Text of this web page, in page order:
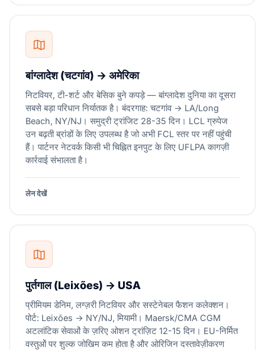
बांग्लादेश (चटगांव) → अमेरिका
निटवियर, टी-शर्ट और बेसिक बुने कपड़े — बांग्लादेश दुनिया का दूसरा
सबसे बड़ा परिधान निर्यातक है। बंदरगाह: चटगांव → LA/Long
Beach, NY/NJ। समुद्री ट्रांजिट 28-35 दिन। LCL ग्रुपेज
उन बढ़ती ब्रांडों के लिए उपलब्ध है जो अभी FCL स्तर पर नहीं पहुंची
हैं। पार्टनर नेटवर्क किसी भी चिह्नित इनपुट के लिए UFLPA कागज़ी
कार्रवाई संभालता है।
लेन देखें
पुर्तगाल (Leixões) → USA
प्रीमियम डेनिम, लग्ज़री निटवियर और सस्टेनेबल फैशन कलेक्शन।
पोर्ट: Leixões → NY/NJ, मियामी। Maersk/CMA CGM
अटलांटिक सेवाओं के ज़रिए ओशन ट्रांज़िट 12-15 दिन। EU-निर्मित
वस्तुओं पर शुल्क जोखिम कम होता है और ओरिजिन दस्तावेज़ीकरण